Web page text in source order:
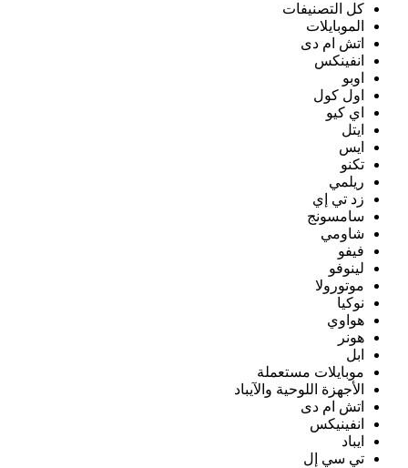
كل التصنيفات
الموبايلات
اتش ام دى
انفينكس
اوبو
اول كول
اي كيو
ايتل
ايس
تكنو
ريلمي
زد تي إي
سامسونج
شاومي
فيفو
لينوفو
موتورولا
نوكيا
هواوي
هونر
ابل
موبايلات مستعملة
الأجهزة اللوحية والآيباد
اتش ام دى
انفينيكس
ايباد
تي سي إل